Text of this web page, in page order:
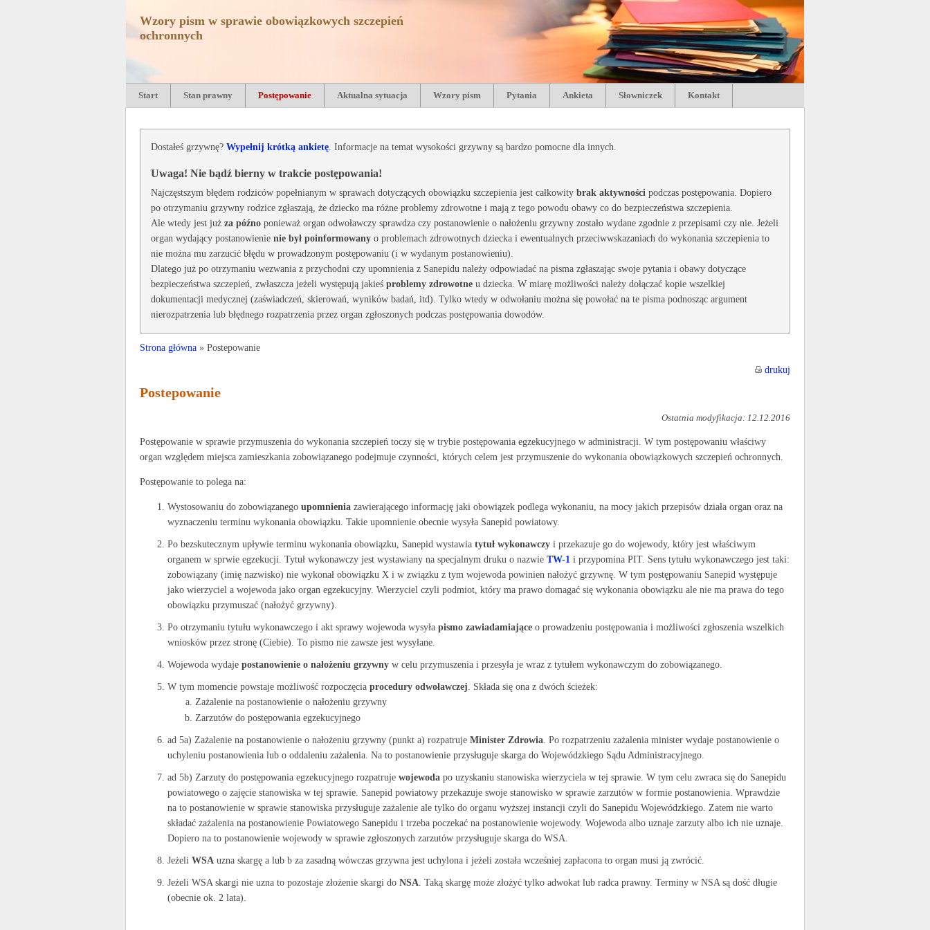
Wzory pism w sprawie obowiązkowych szczepień
ochronnych
Start Stan prawny Postępowanie Aktualna sytuacja Wzory pism Pytania Ankieta Słowniczek Kontakt
Dostałeś grzywnę? Wypełnij krótką ankietę. Informacje na temat wysokości grzywny są bardzo pomocne dla innych.
Uwaga! Nie bądź bierny w trakcie postępowania!
Najczęstszym błędem rodziców popełnianym w sprawach dotyczących obowiązku szczepienia jest całkowity brak aktywności podczas postępowania. Dopiero
po otrzymaniu grzywny rodzice zgłaszają, że dziecko ma różne problemy zdrowotne i mają z tego powodu obawy co do bezpieczeństwa szczepienia.
Ale wtedy jest już za późno ponieważ organ odwoławczy sprawdza czy postanowienie o nałożeniu grzywny zostało wydane zgodnie z przepisami czy nie. Jeżeli
organ wydający postanowienie nie był poinformowany o problemach zdrowotnych dziecka i ewentualnych przeciwwskazaniach do wykonania szczepienia to
nie można mu zarzucić błędu w prowadzonym postępowaniu (i w wydanym postanowieniu).
Dlatego już po otrzymaniu wezwania z przychodni czy upomnienia z Sanepidu należy odpowiadać na pisma zgłaszając swoje pytania i obawy dotyczące
bezpieczeństwa szczepień, zwłaszcza jeżeli występują jakieś problemy zdrowotne u dziecka. W miarę możliwości należy dołączać kopie wszelkiej
dokumentacji medycznej (zaświadczeń, skierowań, wyników badań, itd). Tylko wtedy w odwołaniu można się powołać na te pisma podnosząc argument
nierozpatrzenia lub błędnego rozpatrzenia przez organ zgłoszonych podczas postępowania dowodów.
Strona główna » Postepowanie
drukuj
Postepowanie
Ostatnia modyfikacja: 12.12.2016
Postępowanie w sprawie przymuszenia do wykonania szczepień toczy się w trybie postępowania egzekucyjnego w administracji. W tym postępowaniu właściwy
organ względem miejsca zamieszkania zobowiązanego podejmuje czynności, których celem jest przymuszenie do wykonania obowiązkowych szczepień ochronnych.
Postępowanie to polega na:
Wystosowaniu do zobowiązanego upomnienia zawierającego informację jaki obowiązek podlega wykonaniu, na mocy jakich przepisów działa organ oraz na
wyznaczeniu terminu wykonania obowiązku. Takie upomnienie obecnie wysyła Sanepid powiatowy.
Po bezskutecznym upływie terminu wykonania obowiązku, Sanepid wystawia tytuł wykonawczy i przekazuje go do wojewody, który jest właściwym
organem w sprwie egzekucji. Tytuł wykonawczy jest wystawiany na specjalnym druku o nazwie TW-1 i przypomina PIT. Sens tytułu wykonawczego jest taki:
zobowiązany (imię nazwisko) nie wykonał obowiązku X i w związku z tym wojewoda powinien nałożyć grzywnę. W tym postępowaniu Sanepid występuje
jako wierzyciel a wojewoda jako organ egzekucyjny. Wierzyciel czyli podmiot, który ma prawo domagać się wykonania obowiązku ale nie ma prawa do tego
obowiązku przymuszać (nałożyć grzywny).
Po otrzymaniu tytułu wykonawczego i akt sprawy wojewoda wysyła pismo zawiadamiające o prowadzeniu postępowania i możliwości zgłoszenia wszelkich
wniosków przez stronę (Ciebie). To pismo nie zawsze jest wysyłane.
Wojewoda wydaje postanowienie o nałożeniu grzywny w celu przymuszenia i przesyła je wraz z tytułem wykonawczym do zobowiązanego.
W tym momencie powstaje możliwość rozpoczęcia procedury odwoławczej. Składa się ona z dwóch ścieżek:
Zażalenie na postanowienie o nałożeniu grzywny
Zarzutów do postępowania egzekucyjnego
ad 5a) Zażalenie na postanowienie o nałożeniu grzywny (punkt a) rozpatruje Minister Zdrowia. Po rozpatrzeniu zażalenia minister wydaje postanowienie o
uchyleniu postanowienia lub o oddaleniu zażalenia. Na to postanowienie przysługuje skarga do Wojewódzkiego Sądu Administracyjnego.
ad 5b) Zarzuty do postępowania egzekucyjnego rozpatruje wojewoda po uzyskaniu stanowiska wierzyciela w tej sprawie. W tym celu zwraca się do Sanepidu
powiatowego o zajęcie stanowiska w tej sprawie. Sanepid powiatowy przekazuje swoje stanowisko w sprawie zarzutów w formie postanowienia. Wprawdzie
na to postanowienie w sprawie stanowiska przysługuje zażalenie ale tylko do organu wyższej instancji czyli do Sanepidu Wojewódzkiego. Zatem nie warto
składać zażalenia na postanowienie Powiatowego Sanepidu i trzeba poczekać na postanowienie wojewody. Wojewoda albo uznaje zarzuty albo ich nie uznaje.
Dopiero na to postanowienie wojewody w sprawie zgłoszonych zarzutów przysługuje skarga do WSA.
Jeżeli WSA uzna skargę a lub b za zasadną wówczas grzywna jest uchylona i jeżeli została wcześniej zapłacona to organ musi ją zwrócić.
Jeżeli WSA skargi nie uzna to pozostaje złożenie skargi do NSA. Taką skargę może złożyć tylko adwokat lub radca prawny. Terminy w NSA są dość długie
(obecnie ok. 2 lata).